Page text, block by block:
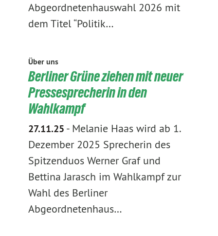
Abgeordnetenhauswahl 2026 mit
dem Titel “Politik…
Über uns
Berliner Grüne ziehen mit neuer
Pressesprecherin in den
Wahlkampf
27.11.25 - Melanie Haas wird ab 1.
Dezember 2025 Sprecherin des
Spitzenduos Werner Graf und
Bettina Jarasch im Wahlkampf zur
Wahl des Berliner
Abgeordnetenhaus…